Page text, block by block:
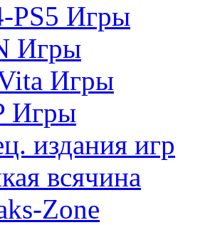
PS5 Игры
Игры
Игры
Игры
издания игр
всячина
Zone